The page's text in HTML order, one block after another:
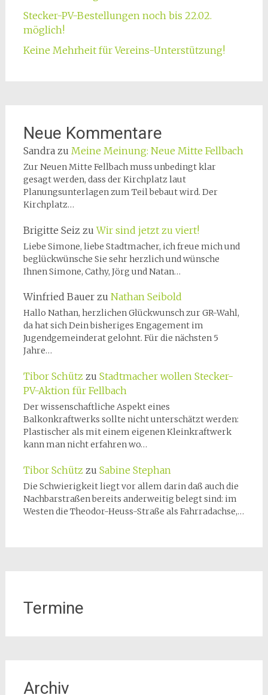
Stecker-PV-Bestellungen noch bis 22.02.
möglich!
Keine Mehrheit für Vereins-Unterstützung!
Neue Kommentare
Sandrazu Meine Meinung: Neue Mitte Fellbach
Zur Neuen Mitte Fellbach muss unbedingt klar
gesagt werden, dass der Kirchplatz laut
Planungsunterlagen zum Teil bebaut wird. Der
Kirchplatz…
Brigitte Seiz zuWir sind jetzt zu viert!
Liebe Simone, liebe Stadtmacher, ich freue mich und
beglückwünsche Sie sehr herzlich und wünsche
Ihnen Simone, Cathy, Jörg und Natan…
Winfried Bauerzu Nathan Seibold
Hallo Nathan, herzlichen Glückwunsch zur GR-Wahl,
da hat sich Dein bisheriges Engagement im
Jugendgemeinderat gelohnt. Für die nächsten 5
Jahre…
Tibor Schütz zu Stadtmacher wollen Stecker-
PV-Aktion für Fellbach
Der wissenschaftliche Aspekt eines
Balkonkraftwerks sollte nicht unterschätzt werden:
Plastischer als mit einem eigenen Kleinkraftwerk
kann man nicht erfahren wo…
Tibor Schütz zu Sabine Stephan
Die Schwierigkeit liegt vor allem darin daß auch die
Nachbarstraßen bereits anderweitig belegt sind: im
Westen die Theodor-Heuss-Straße als Fahrradachse,…
Termine
Archiv